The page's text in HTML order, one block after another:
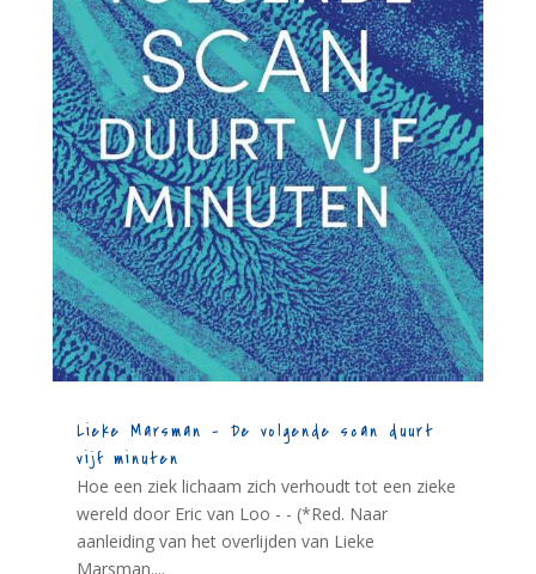
Lieke Marsman – De volgende scan duurt
vijf minuten
Hoe een ziek lichaam zich verhoudt tot een zieke
wereld door Eric van Loo - - (*Red. Naar
aanleiding van het overlijden van Lieke
Marsman....